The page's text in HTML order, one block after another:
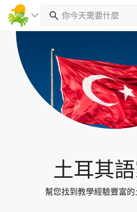
土耳其
幫您找到教學經驗豐富